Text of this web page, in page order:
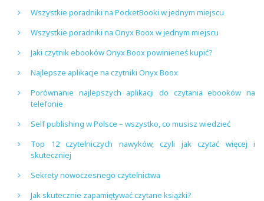
Wszystkie poradniki na PocketBooki w jednym miejscu
Wszystkie poradniki na Onyx Boox w jednym miejscu
Jaki czytnik ebooków Onyx Boox powinieneś kupić?
Najlepsze aplikacje na czytniki Onyx Boox
Porównanie najlepszych aplikacji do czytania ebooków na
telefonie
Self publishing w Polsce – wszystko, co musisz wiedzieć
Top 12 czytelniczych nawyków, czyli jak czytać więcej i
skuteczniej
Sekrety nowoczesnego czytelnictwa
Jak skutecznie zapamiętywać czytane książki?